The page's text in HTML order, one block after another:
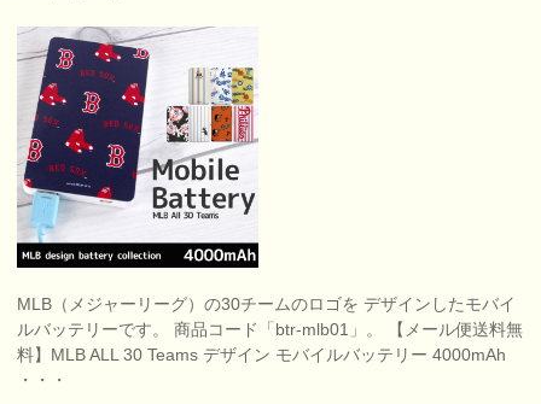
MLB（メジャーリーグ）の30チームのロゴを デザインしたモバイ
ルバッテリーです。 商品コード「btr-mlb01」。 【メール便送料無
料】MLB ALL 30 Teams デザイン モバイルバッテリー 4000mAh
・・・